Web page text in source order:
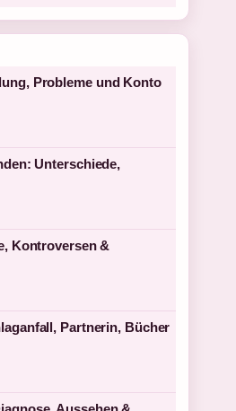
Probleme und Konto
Unterschiede,
Kontroversen &
Partnerin, Bücher